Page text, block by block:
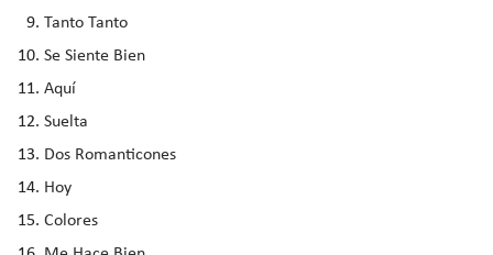
Tanto Tanto
Se Siente Bien
Aquí
Suelta
Dos Romanticones
Hoy
Colores